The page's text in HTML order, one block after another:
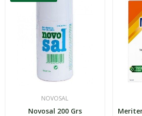
NOVOSAL
Novosal 200 Grs